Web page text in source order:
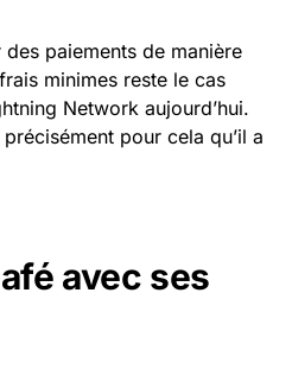
paiements de manière
minimes reste le cas
Network aujourd’hui.
pour cela qu’il a
avec ses